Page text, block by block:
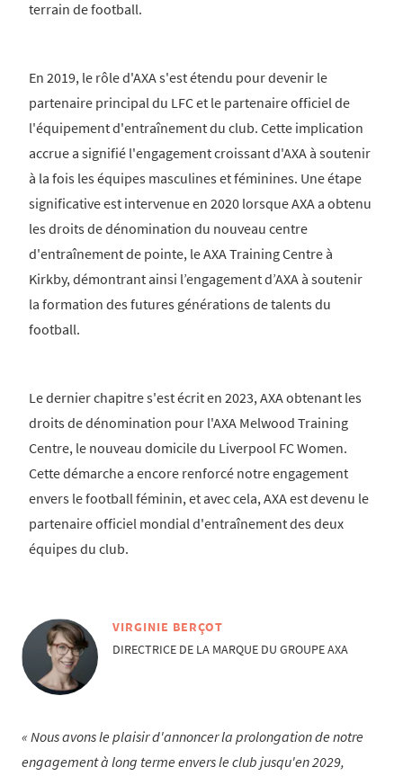
terrain de football.
En 2019, le rôle d'AXA s'est étendu pour devenir le
partenaire principal du LFC et le partenaire officiel de
l'équipement d'entraînement du club. Cette implication
accrue a signifié l'engagement croissant d'AXA à soutenir
à la fois les équipes masculines et féminines. Une étape
significative est intervenue en 2020 lorsque AXA a obtenu
les droits de dénomination du nouveau centre
d'entraînement de pointe, le AXA Training Centre à
Kirkby, démontrant ainsi l’engagement d’AXA à soutenir
la formation des futures générations de talents du
football.
Le dernier chapitre s'est écrit en 2023, AXA obtenant les
droits de dénomination pour l'AXA Melwood Training
Centre, le nouveau domicile du Liverpool FC Women.
Cette démarche a encore renforcé notre engagement
envers le football féminin, et avec cela, AXA est devenu le
partenaire officiel mondial d'entraînement des deux
équipes du club.
VIRGINIE BERÇOT
DIRECTRICE DE LA MARQUE DU GROUPE AXA
Nous avons le plaisir d'annoncer la prolongation de notre
engagement à long terme envers le club jusqu'en 2029,